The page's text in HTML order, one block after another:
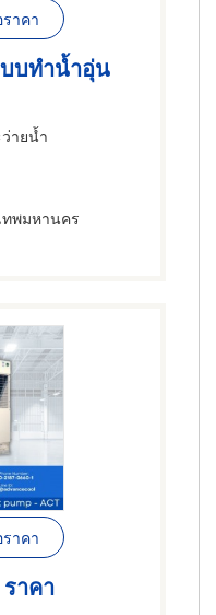
าคา
บทำน้ำอุ่น
ายน้ำ
ทพมหานคร
าคา
าคา